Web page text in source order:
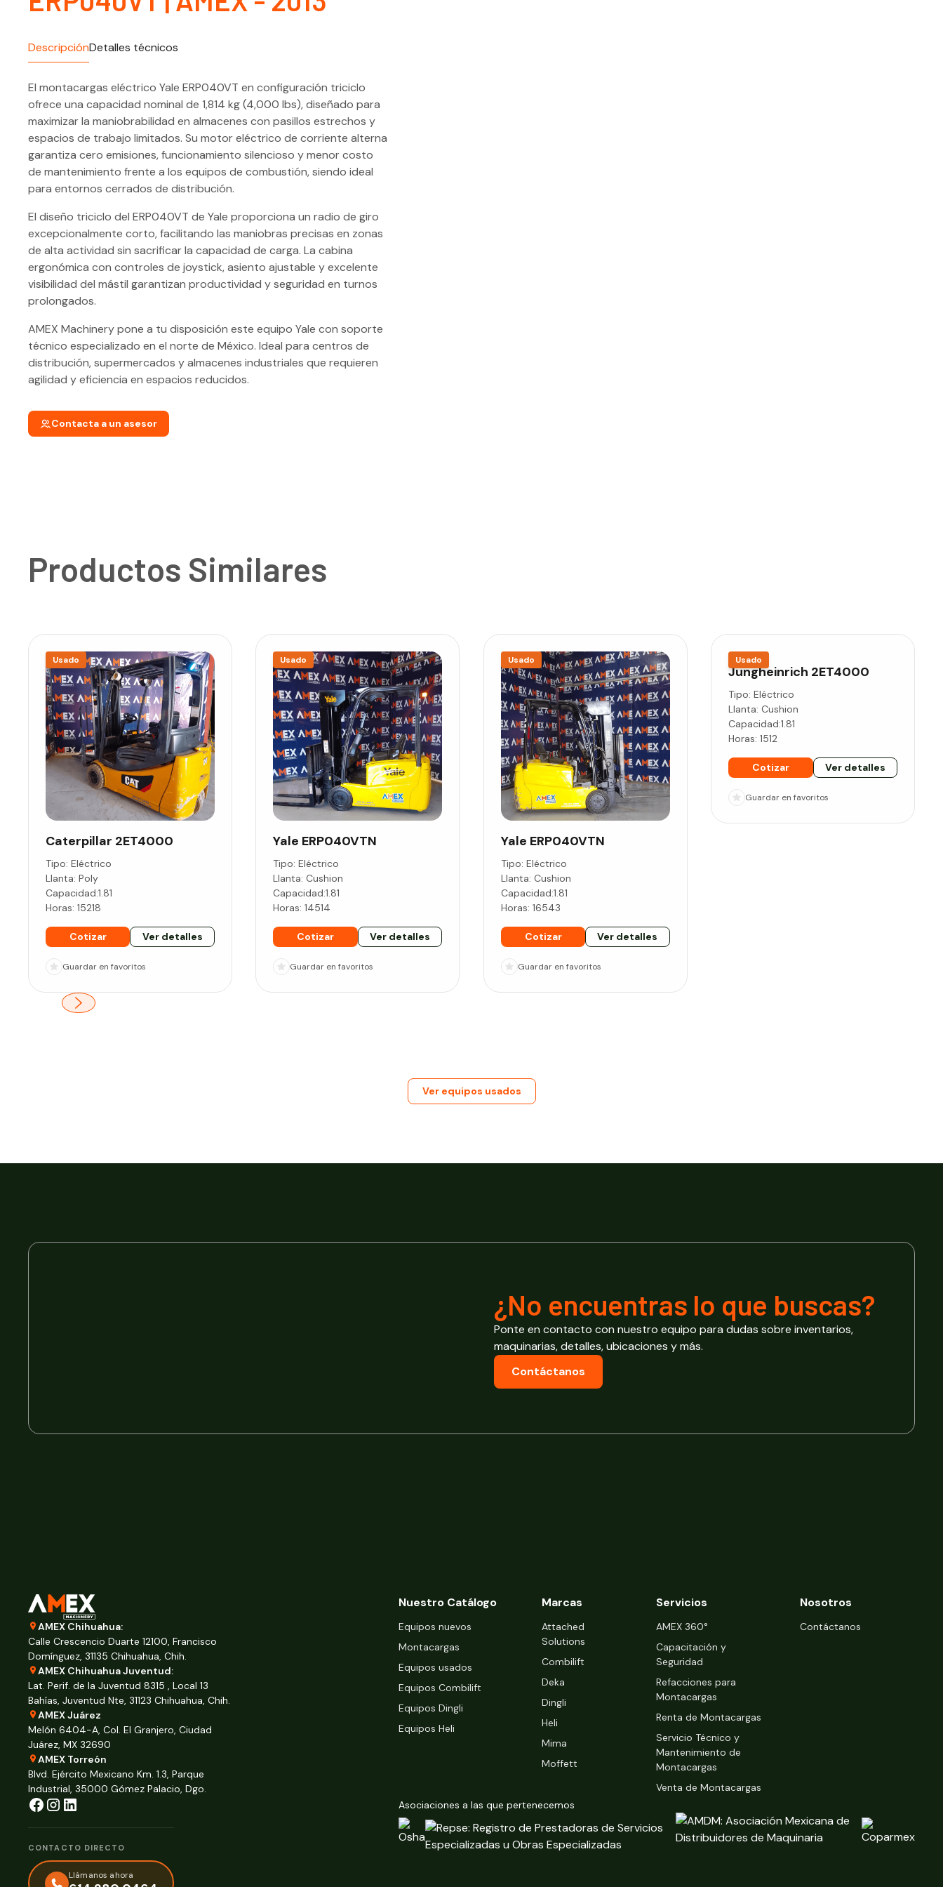
DescripciónDetalles técnicos
El montacargas eléctrico Yale ERP040VT en configuración triciclo
ofrece una capacidad nominal de 1,814 kg (4,000 lbs), diseñado para
maximizar la maniobrabilidad en almacenes con pasillos estrechos y
espacios de trabajo limitados. Su motor eléctrico de corriente alterna
garantiza cero emisiones, funcionamiento silencioso y menor costo
de mantenimiento frente a los equipos de combustión, siendo ideal
para entornos cerrados de distribución.
El diseño triciclo del ERP040VT de Yale proporciona un radio de giro
excepcionalmente corto, facilitando las maniobras precisas en zonas
de alta actividad sin sacrificar la capacidad de carga. La cabina
ergonómica con controles de joystick, asiento ajustable y excelente
visibilidad del mástil garantizan productividad y seguridad en turnos
prolongados.
AMEX Machinery pone a tu disposición este equipo Yale con soporte
técnico especializado en el norte de México. Ideal para centros de
distribución, supermercados y almacenes industriales que requieren
agilidad y eficiencia en espacios reducidos.
Contacta a un asesor
Productos Similares
Caterpillar 2ET4000
Tipo: Eléctrico
Llanta: Poly
Capacidad:1.81
Horas: 15218
Cotizar Ver detalles
Guardar en favoritos
Usado
Yale ERP040VTN
Tipo:Eléctrico
Llanta:Cushion
Capacidad:1.81
Horas:14514
Cotizar Ver detalles
Guardar en favoritos
Usado
Yale ERP040VTN
Tipo: Eléctrico
Llanta: Cushion
Capacidad:1.81
Horas: 16543
Cotizar Ver detalles
Guardaren favoritos
Usado
Jungheinrich 2ET4000
Tipo:Eléctrico
Llanta:Cushion
Capacidad:1.81
Horas:1512
Cotizar Ver detalles
Guardar en favoritos
Usado
Ver equipos usados
¿No encuentras lo que buscas?
Ponte en contacto con nuestro equipo para dudas sobre inventarios,
maquinarias, detalles, ubicaciones y más.
Contáctanos
AMEX Chihuahua:
Calle Crescencio Duarte 12100, Francisco
Domínguez, 31135 Chihuahua, Chih.
AMEX Chihuahua Juventud:
Lat. Perif. de la Juventud 8315 , Local 13
Bahías, Juventud Nte, 31123 Chihuahua, Chih.
AMEX Juárez
Melón 6404-A, Col. El Granjero, Ciudad
Juárez, MX 32690
AMEX Torreón
Blvd. Ejército Mexicano Km. 1.3, Parque
Industrial, 35000 Gómez Palacio, Dgo.
CONTACTO DIRECTO
Llámanos ahora
Nuestro Catálogo
Equipos nuevos
Montacargas
Equipos usados
Equipos Combilift
Equipos Dingli
Equipos Heli
Marcas
Attached
Solutions
Combilift
Deka
Dingli
Heli
Mima
Moffett
Servicios
‍AMEX 360°
Capacitación y
Seguridad
Refacciones para
Montacargas
Renta de Montacargas
Servicio Técnico y
Mantenimiento de
Montacargas
Venta de Montacargas
Nosotros
Contáctanos
Asociaciones a las que pertenecemos